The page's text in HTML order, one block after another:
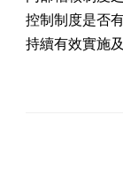
控制制度是否
持續有效實施